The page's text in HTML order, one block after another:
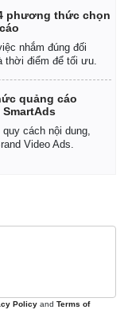
phương thức chọn
nhắm đúng đối
thời điểm để tối ưu.
quảng cáo
cách nội dung,
Video Ads.
Policy and Terms of